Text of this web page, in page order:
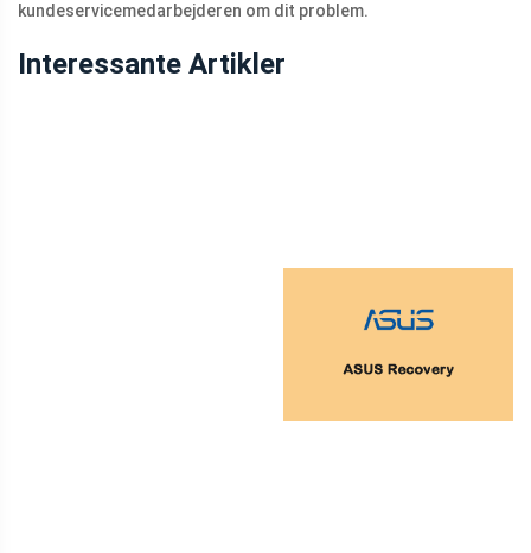
kundeservicemedarbejderen om dit problem.
Interessante Artikler